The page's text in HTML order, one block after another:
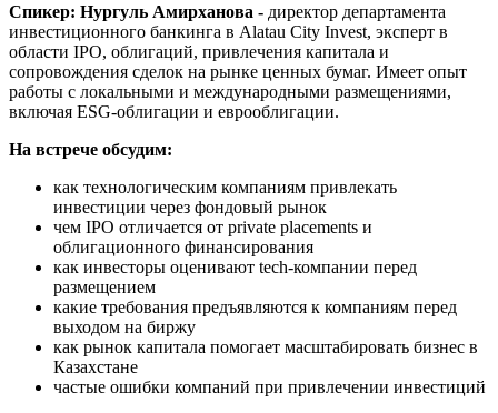
Спикер: Нургуль Амирханова - директор департамента
инвестиционного банкинга в Alatau City Invest, эксперт в
области IPO, облигаций, привлечения капитала и
сопровождения сделок на рынке ценных бумаг. Имеет опыт
работы с локальными и международными размещениями,
включая ESG-облигации и еврооблигации.
На встрече обсудим:
как технологическим компаниям привлекать
инвестиции через фондовый рынок
чем IPO отличается от private placements и
облигационного финансирования
как инвесторы оценивают tech-компании перед
размещением
какие требования предъявляются к компаниям перед
выходом на биржу
как рынок капитала помогает масштабировать бизнес в
Казахстане
частые ошибки компаний при привлечении инвестиций